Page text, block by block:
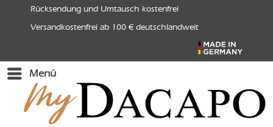
Rücksendung und Umtausch kostenfrei
Versandkostenfrei ab 100 € deutschlandweit
Menü